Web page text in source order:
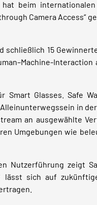
hat beim
Camera Access“
15
Smart Glasses. Safe
in
an ausgewählte
Umgebungen wie
Nutzerführung zeigt
sich auf